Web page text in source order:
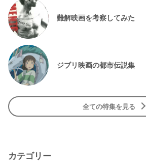
難解映画を考察してみた
ジブリ映画の都市伝説集
全ての特集を見る
カテゴリー